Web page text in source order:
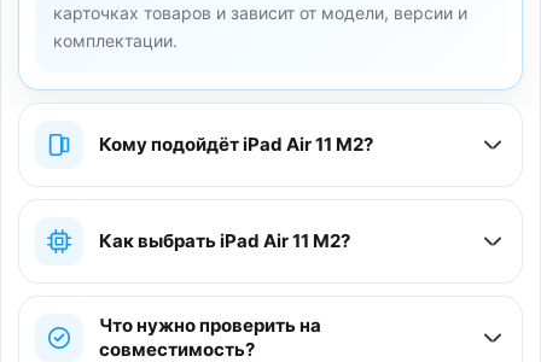
карточках товаров и зависит от модели, версии и
комплектации.
Кому подойдёт iPad Air 11 M2?
Как выбрать iPad Air 11 M2?
Что нужно проверить на
совместимость?